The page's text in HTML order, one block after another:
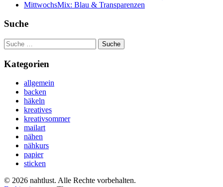
MittwochsMix: Blau & Transparenzen
Suche
Suche
nach:
Kategorien
allgemein
backen
häkeln
kreatives
kreativsommer
mailart
nähen
nähkurs
papier
sticken
© 2026 nahtlust. Alle Rechte vorbehalten.